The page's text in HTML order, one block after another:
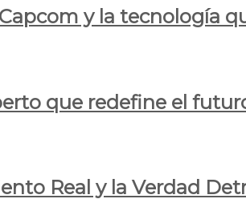
y la tecnología
que redefine el
Real y la Verdad